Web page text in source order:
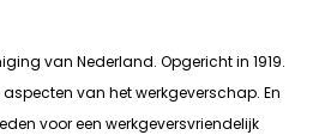
van Nederland. Opgericht in 1919.
van het werkgeverschap. En
voor een werkgeversvriendelijk